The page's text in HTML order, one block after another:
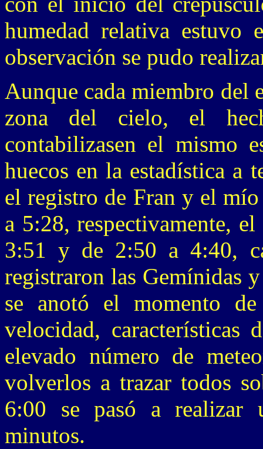
humedad relativa
observación se pudo
Aunque cada miembro del
zona del cielo, el
contabilizasen el mismo
huecos en la estadística a
el registro de Fran y el
a 5:28, respectivamente,
3:51 y de 2:50 a 4:40,
registraron las Gemínidas
se anotó el momento
velocidad,
elevado número de
volverlos a trazar todos
6:00 se pasó a realizar
minutos.